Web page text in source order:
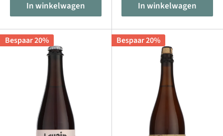
In winkelwagen In winkelwagen
Bespaar 20% Bespaar 20%